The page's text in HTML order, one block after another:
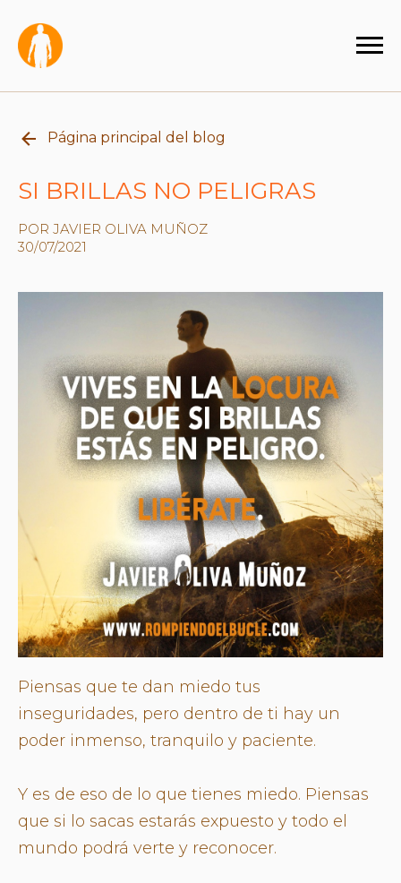
Página principal del blog
SI BRILLAS NO PELIGRAS
POR JAVIER OLIVA MUÑOZ
30/07/2021
Piensas que te dan miedo tus
inseguridades, pero dentro de ti hay un
poder inmenso, tranquilo y paciente.
Y es de eso de lo que tienes miedo. Piensas
que si lo sacas estarás expuesto y todo el
mundo podrá verte y reconocer.